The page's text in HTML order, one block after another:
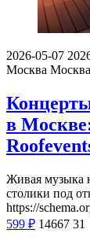
2026-05-07
Москва Москва
в
Живая музыка
столики под
https://
599 ₽ 14667 31